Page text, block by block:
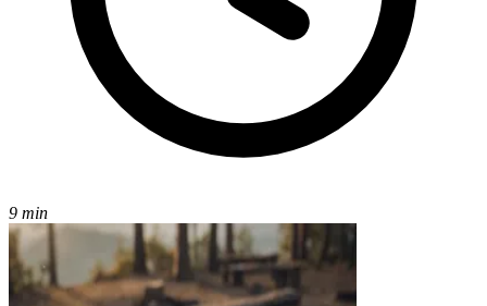
9 min